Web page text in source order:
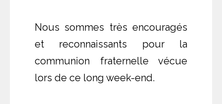
Nous sommes très encouragés
et reconnaissants pour la
communion fraternelle vécue
lors de ce long week-end.